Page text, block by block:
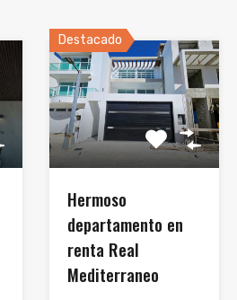
Destacado
Hermoso
departamento en
renta Real
Mediterraneo